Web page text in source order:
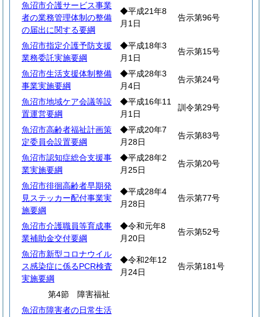
魚沼市介護サービス事業
者の業務管理体制の整備
の届出に関する要綱
◆平成21年8
月1日
告示第96号
魚沼市指定介護予防支援
業務委託実施要綱
◆平成18年3
月1日
告示第15号
魚沼市生活支援体制整備
事業実施要綱
◆平成28年3
月4日
告示第24号
魚沼市地域ケア会議等設
置運営要綱
◆平成16年11
月1日
訓令第29号
魚沼市高齢者福祉計画策
定委員会設置要綱
◆平成20年7
月28日
告示第83号
魚沼市認知症総合支援事
業実施要綱
◆平成28年2
月25日
告示第20号
魚沼市徘徊高齢者早期発
見ステッカー配付事業実
施要綱
◆平成28年4
月28日
告示第77号
魚沼市介護職員等育成事
業補助金交付要綱
◆令和元年8
月20日
告示第52号
魚沼市新型コロナウイル
ス感染症に係るPCR検査
実施要綱
◆令和2年12
月24日
告示第181号
第4節 障害福祉
魚沼市障害者の日常生活